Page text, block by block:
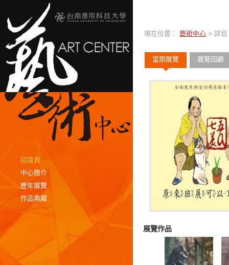
回首頁
中心簡介
歷年展覽
作品典藏
現在位置： 藝術中心 > 詳目
當期展覽 展覽回顧
展覽作品